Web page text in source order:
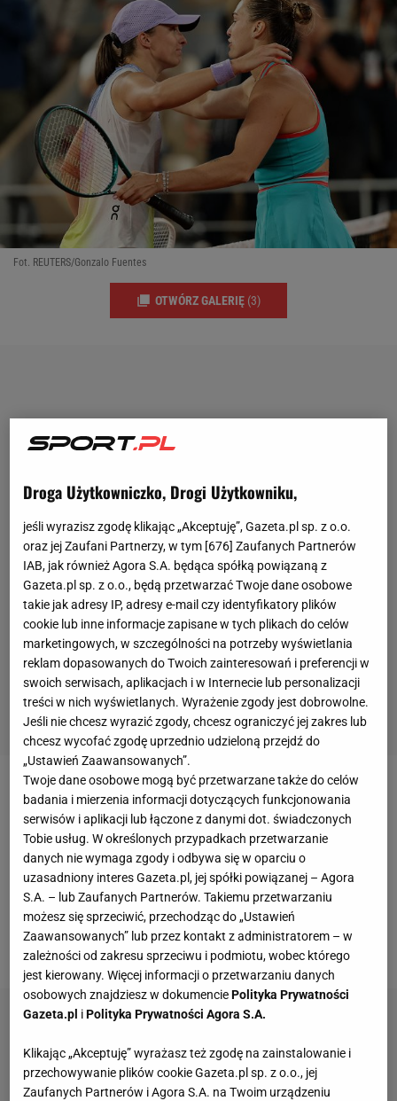
Fot. REUTERS/Gonzalo Fuentes
OTWÓRZ GALERIĘ (3)
Iga Świątek podczas ostatniego Roland Garros
doznała pierwszej porażki w tej imprezie od czterech
lat.Polkanie zdołała po raz trzeci z rzędu obronić
tytułu i w półfinale przegrała w trzech setach z
Aryną Sabalenką. To kosztowało ją kolejny spadek w
rankinguWTA. W tym momencie 24-latka zajmuje
ósmą lokatę.
Droga Użytkowniczko, Drogi Użytkowniku,
jeśli wyrazisz zgodę klikając „Akceptuję”, Gazeta.pl sp. z o.o.
oraz jej Zaufani Partnerzy, w tym [676] Zaufanych Partnerów
IAB, jak również Agora S.A. będąca spółką powiązaną z
Gazeta.pl sp. z o.o., będą przetwarzać Twoje dane osobowe
takie jak adresy IP, adresy e-mail czy identyfikatory plików
cookie lub inne informacje zapisane w tych plikach do celów
marketingowych, w szczególności na potrzeby wyświetlania
reklam dopasowanych do Twoich zainteresowań i preferencji w
swoich serwisach, aplikacjach i w Internecie lub personalizacji
treści w nich wyświetlanych. Wyrażenie zgody jest dobrowolne.
Jeśli nie chcesz wyrazić zgody, chcesz ograniczyć jej zakres lub
chcesz wycofać zgodę uprzednio udzieloną przejdź do
„Ustawień Zaawansowanych”.
Twoje dane osobowe mogą być przetwarzane także do celów
badania i mierzenia informacji dotyczących funkcjonowania
serwisów i aplikacji lub łączone z danymi dot. świadczonych
Tobie usług. W określonych przypadkach przetwarzanie
danych nie wymaga zgody i odbywa się w oparciu o
uzasadniony interes Gazeta.pl, jej spółki powiązanej – Agora
S.A. – lub Zaufanych Partnerów. Takiemu przetwarzaniu
możesz się sprzeciwić, przechodząc do „Ustawień
Zaawansowanych” lub przez kontakt z administratorem – w
zależności od zakresu sprzeciwu i podmiotu, wobec którego
jest kierowany. Więcej informacji o przetwarzaniu danych
osobowych znajdziesz w dokumenciePolityka Prywatności
Gazeta.pl iPolityka Prywatności Agora S.A.
Klikając „Akceptuję” wyrażasz też zgodę na zainstalowanie i
przechowywanie plików cookie Gazeta.pl sp. z o.o., jej
Zaufanych Partnerów i Agora S.A. na Twoim urządzeniu